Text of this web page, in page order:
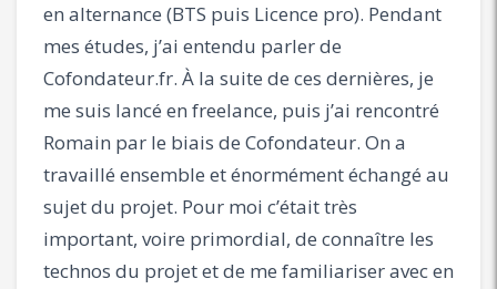
en alternance (BTS puis Licence pro). Pendant
mes études, j’ai entendu parler de
Cofondateur.fr. À la suite de ces dernières, je
me suis lancé en freelance, puis j’ai rencontré
Romain par le biais de Cofondateur. On a
travaillé ensemble et énormément échangé au
sujet du projet. Pour moi c’était très
important, voire primordial, de connaître les
technos du projet et de me familiariser avec en